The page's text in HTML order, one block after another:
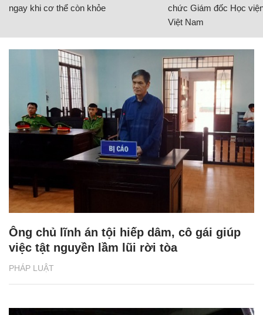
ngay khi cơ thể còn khỏe
chức Giám đốc Học
Việt Nam
PHÁP LUẬT
Ông chủ lĩnh án tội hiếp dâm, cô gái giúp
việc tật nguyền lầm lũi rời tòa